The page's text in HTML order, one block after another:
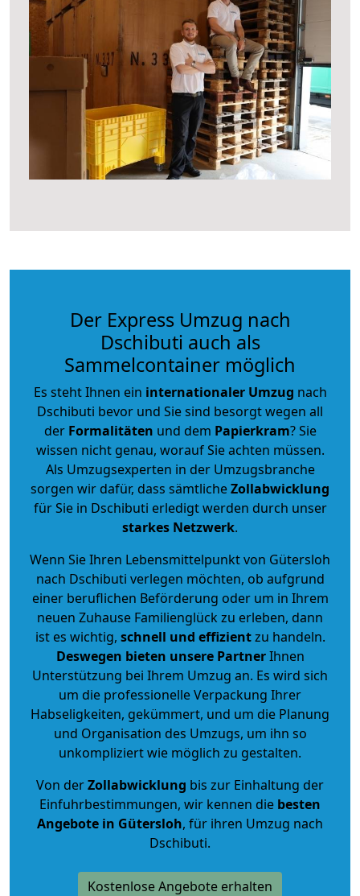
Der Express Umzug nach
Dschibuti auch als
Sammelcontainer möglich
Es steht Ihnen ein internationaler Umzug nach
Dschibuti bevor und Sie sind besorgt wegen all
der Formalitäten und dem Papierkram? Sie
wissen nicht genau, worauf Sie achten müssen.
Als Umzugsexperten in der Umzugsbranche
sorgen wir dafür, dass sämtlicheZollabwicklung
für Sie in Dschibuti erledigt werden durch unser
starkes Netzwerk.
Wenn Sie Ihren Lebensmittelpunkt von Gütersloh
nach Dschibuti verlegen möchten, ob aufgrund
einer beruflichen Beförderung oder um in Ihrem
neuen Zuhause Familienglück zu erleben, dann
ist es wichtig, schnell und effizientzu handeln.
Deswegen bieten unsere PartnerIhnen
Unterstützung bei Ihrem Umzug an. Es wird sich
um die professionelle Verpackung Ihrer
Habseligkeiten, gekümmert, und um die Planung
und Organisation des Umzugs, um ihn so
unkompliziert wie möglich zu gestalten.
Von derZollabwicklung bis zur Einhaltung der
Einfuhrbestimmungen, wir kennen die besten
Angebote in Gütersloh, für ihren Umzug nach
Dschibuti.
Kostenlose Angebote erhalten